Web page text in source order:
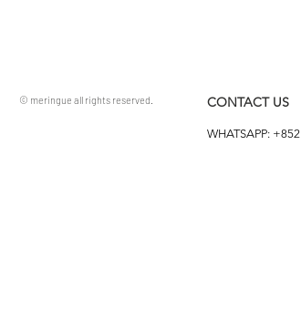
© meringue all rights reserved. CONTACT US
WHATSAPP: +852